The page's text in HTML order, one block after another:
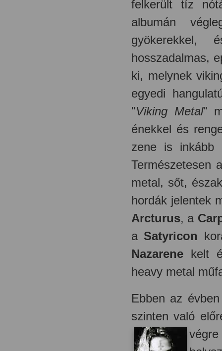
felkerült tíz
albumán
gyökerekkel,
hosszadalmas,
ki, melynek
egyedi
"Viking Metal"
énekkel és
zene is
Természetesen
metal, sőt,
hordák jelentek
Arcturus, a
a Satyricon
Nazarene kelt
heavy metal
Ebben az
szinten való
végre